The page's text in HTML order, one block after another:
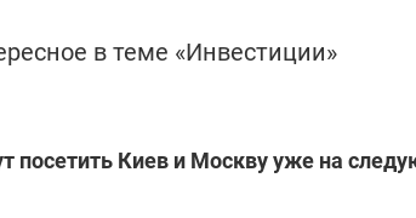
в теме «Инвестиции»
посетить Киев и Москву уже на